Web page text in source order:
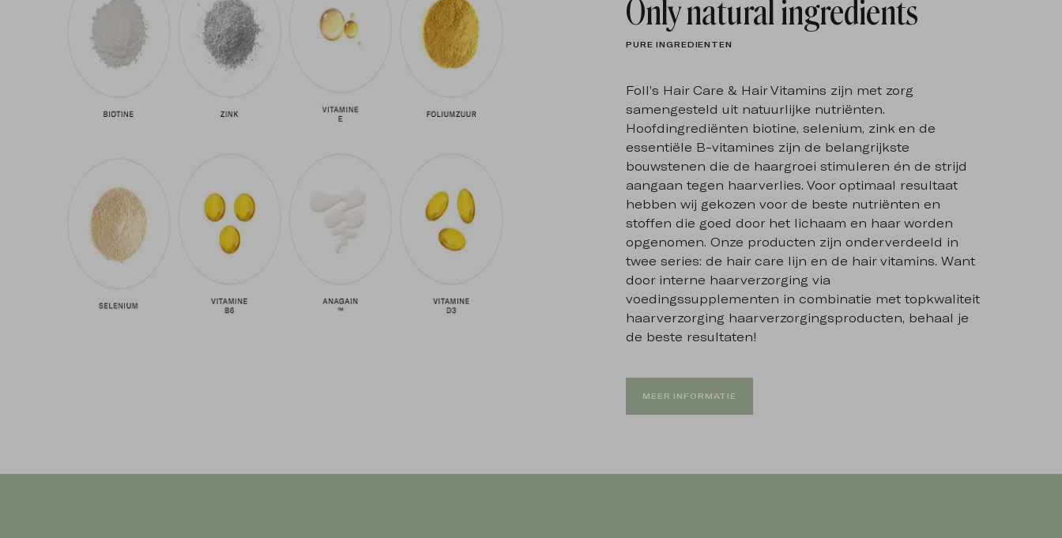
Only natural ingredients
PURE INGREDIENTEN
Foll’s Hair Care & Hair Vitamins zijn met zorg
samengesteld uit natuurlijke nutriënten.
Hoofdingrediënten biotine, selenium, zink en de
essentiële B-vitamines zijn de belangrijkste
bouwstenen die de haargroei stimuleren én de strijd
aangaan tegen haarverlies. Voor optimaal resultaat
hebben wij gekozen voor de beste nutriënten en
stoffen die goed door het lichaam en haar worden
opgenomen. Onze producten zijn onderverdeeld in
twee series: de hair care lijn en de hair vitamins. Want
door interne haarverzorging via
voedingssupplementen in combinatie met topkwaliteit
haarverzorging haarverzorgingsproducten, behaal je
de beste resultaten!
MEER INFORMATIE